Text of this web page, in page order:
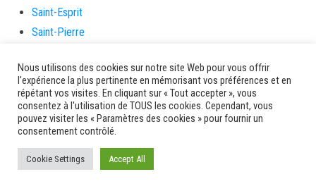
Saint-Esprit
Saint-Pierre
santé
Santé et prévention
Saveurs artisanes
Schœlcher
Scolarité
sécurité
Nous utilisons des cookies sur notre site Web pour vous offrir
l'expérience la plus pertinente en mémorisant vos préférences et en
répétant vos visites. En cliquant sur « Tout accepter », vous
consentez à l'utilisation de TOUS les cookies. Cependant, vous
pouvez visiter les « Paramètres des cookies » pour fournir un
consentement contrôlé.
Cookie Settings Accept All